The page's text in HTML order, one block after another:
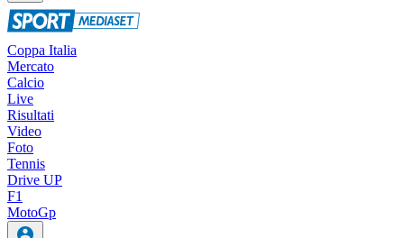
Coppa Italia
Mercato
Calcio
Live
Risultati
Video
Foto
Tennis
Drive UP
F1
MotoGp